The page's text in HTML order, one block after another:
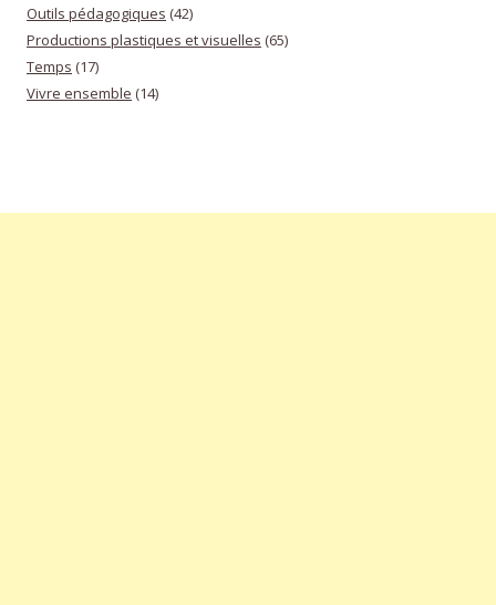
Outils pédagogiques (42)
Productions plastiques et visuelles (65)
Temps (17)
Vivre ensemble (14)